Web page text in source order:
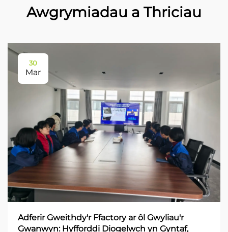
Awgrymiadau a Thriciau
30
Mar
Adferir Gweithdy'r Ffactory ar ôl Gwyliau'r
Gwanwyn: Hyfforddi Diogelwch yn Gyntaf,